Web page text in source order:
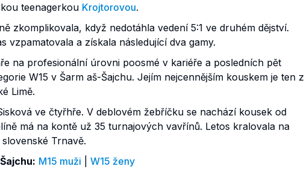
teenagerkou Krojtorovou.
zkomplikovala, když nedotáhla vedení 5:1 ve druhém dějství.
vzpamatovala a získala následující dva gamy.
na profesionální úrovni poosmé v kariéře a posledních pět
W15 v Šarm aš-Šajchu. Jejím nejcennějším kouskem je ten z
Limě.
ve čtyřhře. V deblovém žebříčku se nachází kousek od
má na kontě už 35 turnajových vavřínů. Letos kralovala na
Trnavě.
M15 muži W15 ženy